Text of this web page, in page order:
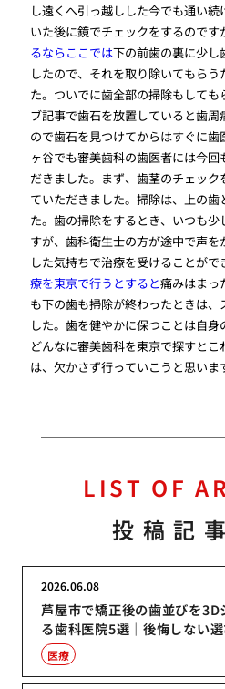
し遠くへ引っ越しした今でも通い
いた後に鏡でチェックをするのです
るならここでは下の前歯の裏に少
したので、それを取り除いてもら
た。ついでに歯全部の掃除もして
ブ記事で歯石を放置していると歯
ので歯石を見つけてからはすぐに
ヶ谷でも審美歯科の歯医者には今
だきました。まず、歯茎のチェッ
ていただきました。掃除は、上の
た。歯の掃除をするとき、いつも
すが、歯科衛生士の方が途中で声
した気持ちで治療を受けることがで
療を東京で行うとすると痛みはまっ
も下の歯も掃除が終わったときは
した。歯を健やかに保つことは自身
どんなに審美歯科を東京で探すと
は、欠かさず行っていこうと思いま
LIST OF
投稿記
芦屋市で矯正後の歯並びを
る歯科医院5選｜後悔しない
2026.06.08
医療